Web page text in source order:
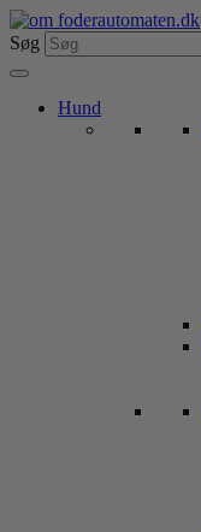
Videre
til
indhold
Søg
Hund